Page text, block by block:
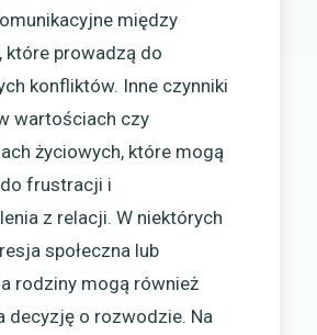
między
które prowadzą do
konfliktów. Inne czynniki
wartościach czy
życiowych, które mogą
frustracji i
z relacji. W niektórych
społeczna lub
rodziny mogą również
decyzję o rozwodzie. Na